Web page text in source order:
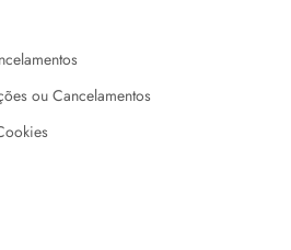
ou Cancelamentos